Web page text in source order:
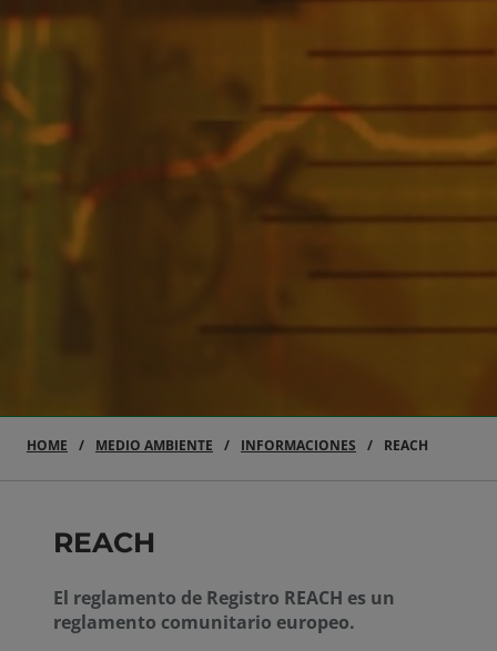
HOME MEDIO AMBIENTE INFORMACIONES REACH
REACH
El reglamento de Registro REACH es un
reglamento comunitario europeo.